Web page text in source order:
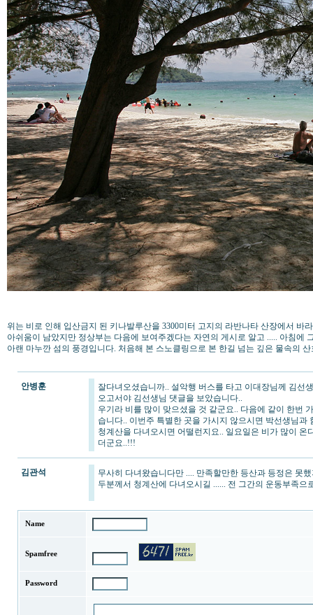
위는 비로 인해 입산금지 된 키나발루산을 3300미터 고지의 라반나타 산장에서 바
아쉬움이 남았지만 정상부는 다음에 보여주겠다는 자연의 게시로 알고 ..... 아침에
아랜 마누깐 섬의 풍경입니다. 처음해 본 스노클링으로 본 한길 넘는 깊은 물속의
안병훈
잘다녀오셨습니까.. 설악행 버스를 타고 이대장님께 김선
오고서야 김선생님 댓글을 보았습니다..
우기라 비를 많이 맞으셨을 것 같군요.. 다음에 같이 한번
습니다.. 이번주 특별한 곳을 가시지 않으시면 박선생님과
청계산을 다녀오시면 어떨런지요.. 일요일은 비가 많이
더군요..!!!
김관석
무사히 다녀왔습니다만 .... 만족할만한 등산과 등정은 못
두분께서 청계산에 다녀오시길 ...... 전 그간의 운동부족
Name
Spamfree
Password